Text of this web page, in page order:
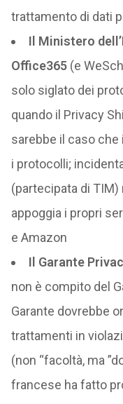
trattamento di dati
Il Ministero
Office365(e
solo siglato dei
quando il Privacy
sarebbe il caso
i protocolli;
(partecipata di
appoggia i propri
e Amazon
Il Garante
non è compito del
Garante dovrebbe
trattamenti in
(non “facoltà, ma
francese ha fatto